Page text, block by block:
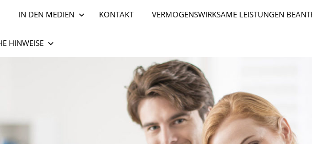
IN DEN MEDIEN KONTAKT VERMÖGENSWIRKSAME LEISTUNGEN
HINWEISE